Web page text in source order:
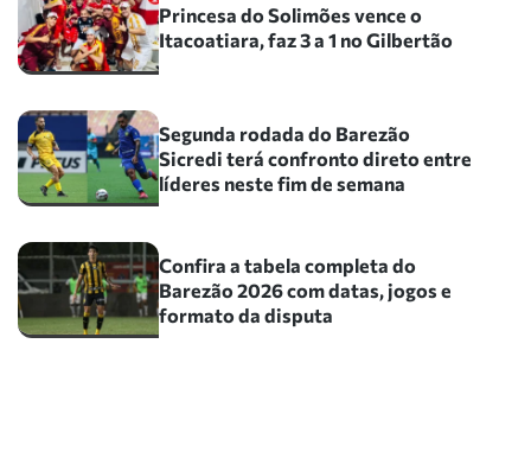
Princesa do Solimões vence o
Itacoatiara, faz 3 a 1 no Gilbertão
Segunda rodada do Barezão
Sicredi terá confronto direto entre
líderes neste fim de semana
Confira a tabela completa do
Barezão 2026 com datas, jogos e
formato da disputa